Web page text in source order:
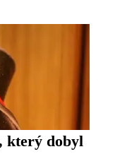
který dobyl